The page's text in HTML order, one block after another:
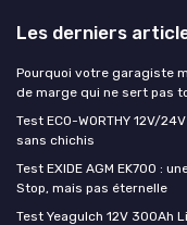
Les derniers
Pourquoi votre garagiste
de marge qui ne sert pas
Test ECO-WORTHY 12V/
sans chichis
Test EXIDE AGM EK700 :
Stop, mais pas éternelle
Test Yeagulch 12V 300Ah